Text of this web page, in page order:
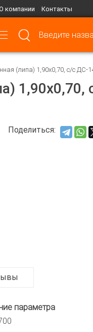
компании Контакты
(липа) 1,90х0,70, с/с ДС-
1,90х0,70,
Поделиться:
параметра